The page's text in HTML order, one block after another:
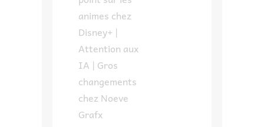
animes chez
Disney+ |
Attention aux
IA | Gros
changements
chez Noeve
Grafx